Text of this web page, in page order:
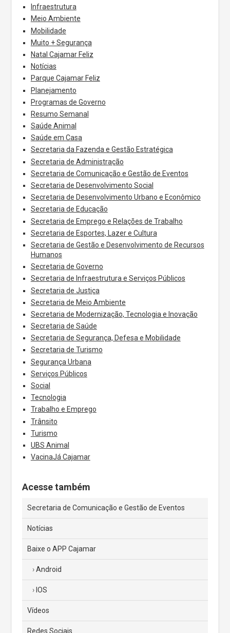
Infraestrutura
Meio Ambiente
Mobilidade
Muito + Segurança
Natal Cajamar Feliz
Notícias
Parque Cajamar Feliz
Planejamento
Programas de Governo
Resumo Semanal
Saúde Animal
Saúde em Casa
Secretaria da Fazenda e Gestão Estratégica
Secretaria de Administração
Secretaria de Comunicação e Gestão de Eventos
Secretaria de Desenvolvimento Social
Secretaria de Desenvolvimento Urbano e Econômico
Secretaria de Educação
Secretaria de Emprego e Relações de Trabalho
Secretaria de Esportes, Lazer e Cultura
Secretaria de Gestão e Desenvolvimento de Recursos
Humanos
Secretaria de Governo
Secretaria de Infraestrutura e Serviços Públicos
Secretaria de Justiça
Secretaria de Meio Ambiente
Secretaria de Modernização, Tecnologia e Inovação
Secretaria de Saúde
Secretaria de Segurança, Defesa e Mobilidade
Secretaria de Turismo
Segurança Urbana
Serviços Públicos
Social
Tecnologia
Trabalho e Emprego
Trânsito
Turismo
UBS Animal
VacinaJá Cajamar
Acesse também
Secretaria de Comunicação e Gestão de Eventos
Notícias
Baixe o APP Cajamar
Android
IOS
Vídeos
Redes Sociais